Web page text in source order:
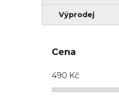
Výprodej
Cena
490 Kč